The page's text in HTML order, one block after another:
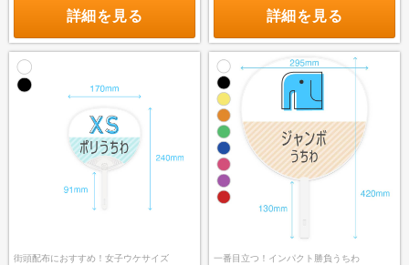
詳細を見る 詳細を見る
街頭配布におすすめ！女子ウケサイズ 一番目立つ！インパクト勝負うちわ